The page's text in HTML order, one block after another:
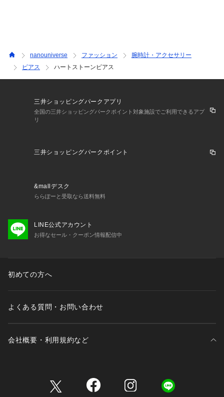
nanouniverse ファッション
腕時計・アクセサリー
ピアス
ハートストーンピアス
三井ショッピングパークアプリ
全国の三井ショッピングパークポイント対象施設でご利用できるアプ
リ
三井ショッピングパークポイント
&mallデスク
ららぽーと受取なら送料無料
LINE公式アカウント
お得なセール・クーポン情報配信中
初めての方へ
よくある質問・お問い合わせ
会社概要・利用規約など